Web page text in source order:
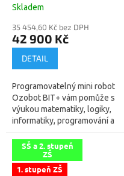
Skladem
35 454,60 Kč bez DPH
42 900 Kč
DETAIL
Programovatelný mini robot
Ozobot BIT+ vám pomůže s
výukou matematiky, logiky,
informatiky, programování a
robotiky. To, že je Ozobot
MŠMT schválený jako pomůcka
pro výuku, z...
SŠ a 2. stupeň
ZŠ
1. stupeň ZŠ